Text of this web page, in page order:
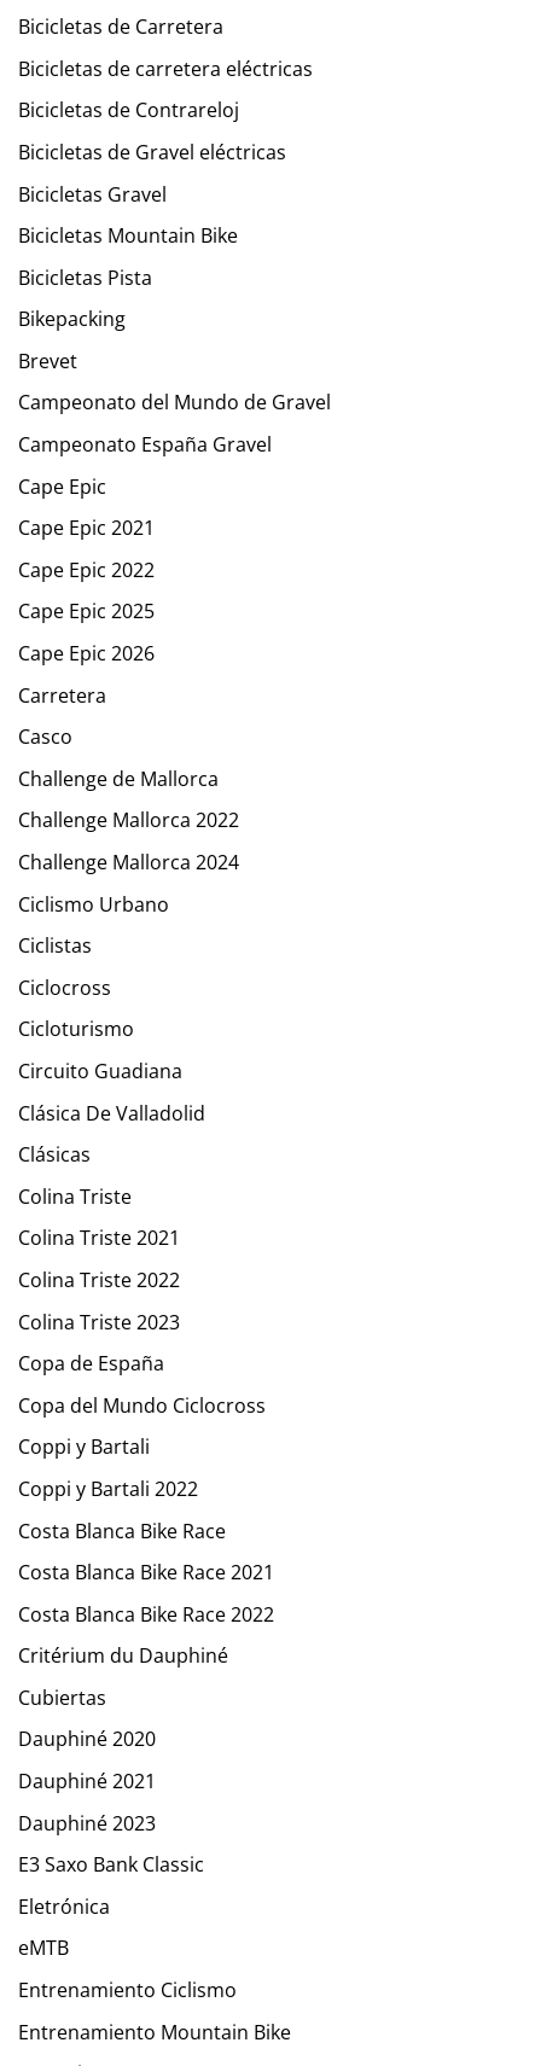
Bicicletas de Carretera
Bicicletas de carretera eléctricas
Bicicletas de Contrareloj
Bicicletas de Gravel eléctricas
Bicicletas Gravel
Bicicletas Mountain Bike
Bicicletas Pista
Bikepacking
Brevet
Campeonato del Mundo de Gravel
Campeonato España Gravel
Cape Epic
Cape Epic 2021
Cape Epic 2022
Cape Epic 2025
Cape Epic 2026
Carretera
Casco
Challenge de Mallorca
Challenge Mallorca 2022
Challenge Mallorca 2024
Ciclismo Urbano
Ciclistas
Ciclocross
Cicloturismo
Circuito Guadiana
Clásica De Valladolid
Clásicas
Colina Triste
Colina Triste 2021
Colina Triste 2022
Colina Triste 2023
Copa de España
Copa del Mundo Ciclocross
Coppi y Bartali
Coppi y Bartali 2022
Costa Blanca Bike Race
Costa Blanca Bike Race 2021
Costa Blanca Bike Race 2022
Critérium du Dauphiné
Cubiertas
Dauphiné 2020
Dauphiné 2021
Dauphiné 2023
E3 Saxo Bank Classic
Eletrónica
eMTB
Entrenamiento Ciclismo
Entrenamiento Mountain Bike